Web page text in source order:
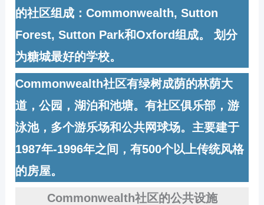
的社区组成：Commonwealth, Sutton
Forest, Sutton Park和Oxford组成。 划分
为糖城最好的学校。
Commonwealth社区有绿树成荫的林荫大
道，公园，湖泊和池塘。有社区俱乐部，游
泳池，多个游乐场和公共网球场。主要建于
1987年-1996年之间，有500个以上传统风格
的房屋。
Commonwealth社区的公共设施